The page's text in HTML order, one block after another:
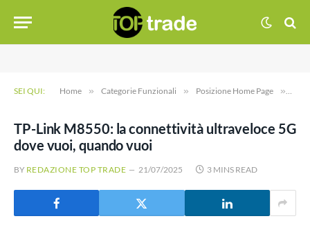
SEI QUI: Home » Categorie Funzionali » Posizione Home Page »
TP-Link M8550: la connettività ultraveloce 5G
dove vuoi, quando vuoi
BY REDAZIONE TOP TRADE 21/07/2025 3 MINS READ